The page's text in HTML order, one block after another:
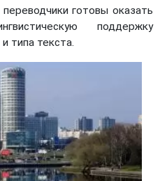
готовы оказать
поддержку
типа текста.